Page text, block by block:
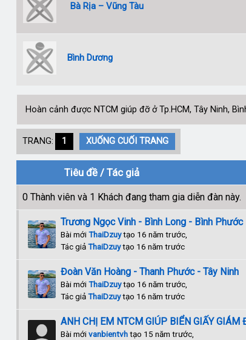
Bà Rịa – Vũng Tàu
Bình Dương
Hoàn cảnh được NTCM giúp đỡ ở Tp.HCM, Tây Ninh,
TRANG: 1 XUỐNG CUỐI TRANG
Tiêu đề/ Tác giả
0 Thành viên và 1 Khách đang tham gia diễn đàn này.
Trương Ngọc Vinh - Bình Long - Bình Phước
Bài mớiThaiDzuytạo 16 năm trước,
Tác giảThaiDzuytạo 16 năm trước
Đoàn Văn Hoàng - Thanh Phước - Tây Ninh
Bài mớiThaiDzuytạo 16 năm trước,
Tác giảThaiDzuytạo 16 năm trước
ANH CHỊ EM NTCM GIÚP BIỂN GIẤY GIÁM
Bài mớivanbientvhtạo 15 năm trước,